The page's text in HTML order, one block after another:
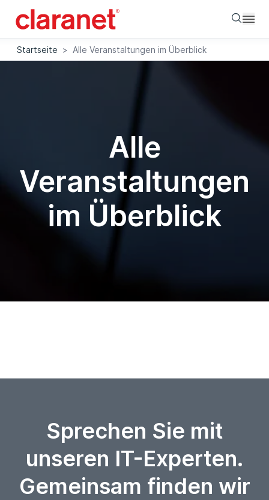
Startseite > Alle Veranstaltungen im Überblick
Alle
Veranstaltungen
im Überblick
Sprechen Sie mit
unseren IT-Experten.
Gemeinsam finden wir